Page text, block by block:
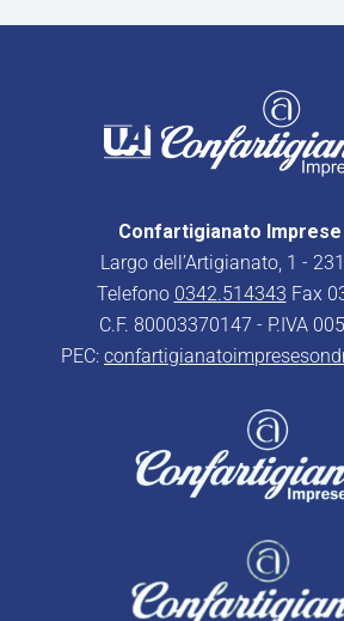
Confartigianato
Largo dell’Artigianato, 1 -
Telefono 0342.514343 Fax
C.F. 80003370147 - P.IVA
PEC: